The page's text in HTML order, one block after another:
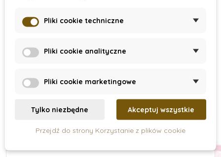
Zabawki balansujące
Více kategorií
There are no products.
Subskrypcja newslettera
Pliki cookie techniczne
Pliki cookie analityczne
Pliki cookie marketingowe
Tylko niezbędne Akceptuj wszystkie
Przejdź do strony Korzystanie z plików cookie